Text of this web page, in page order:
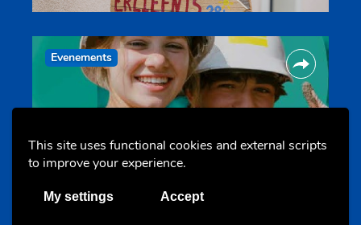
This site uses functional cookies and external scripts
to improve your experience.
My settings Accept
Evenements
Les meilleurs projets jeunesse
jugendprais.lu